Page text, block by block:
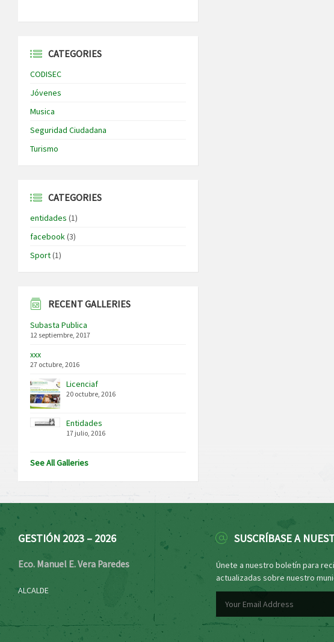
CATEGORIES
CODISEC
Jóvenes
Musica
Seguridad Ciudadana
Turismo
CATEGORIES
entidades (1)
facebook(3)
Sport(1)
RECENT GALLERIES
Subasta Publica
12 septiembre, 2017
xxx
27 octubre, 2016
Licenciaf
20 octubre, 2016
Entidades
17 julio, 2016
See All Galleries
GESTIÓN 2023 – 2026
Eco. Manuel E. Vera Paredes
ALCALDE
SUSCRÍBASE A
Únete a nuestro boletín para
actualizadas sobre nuestro